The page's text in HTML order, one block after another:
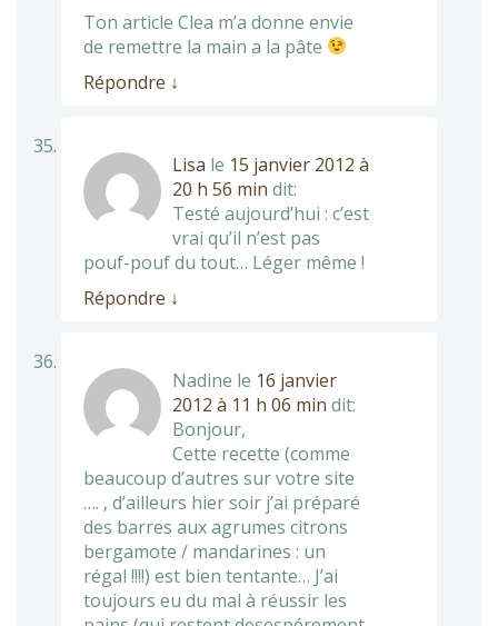
Ton article Clea m’a donne envie
de remettre la main a la pâte
Répondre ↓
Lisa le 15 janvier 2012 à
20 h 56 min dit:
Testé aujourd’hui : c’est
vrai qu’il n’est pas
pouf-pouf du tout… Léger même !
Répondre ↓
Nadine le 16 janvier
2012 à 11 h 06 min dit:
Bonjour,
Cette recette (comme
beaucoup d’autres sur votre site
…. , d’ailleurs hier soir j’ai préparé
des barres aux agrumes citrons
bergamote / mandarines : un
régal !!!!) est bien tentante… J’ai
toujours eu du mal à réussir les